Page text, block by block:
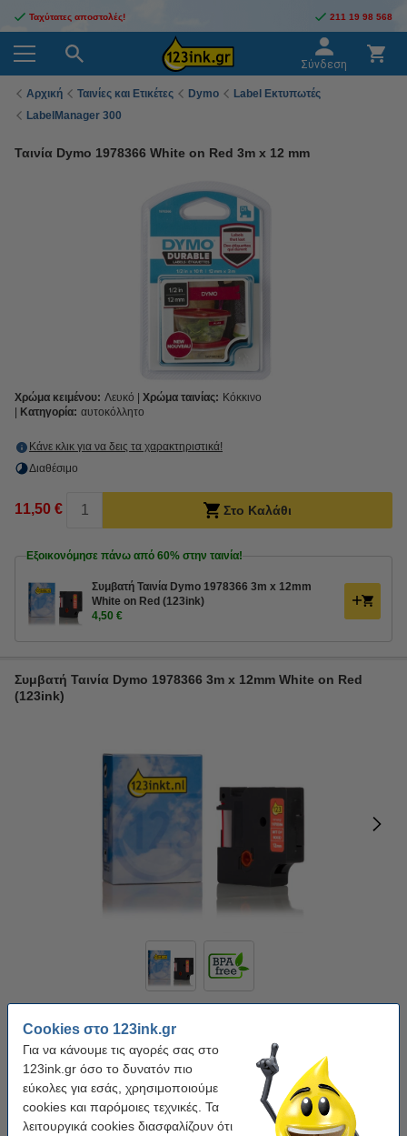
Cookies στο 123ink.gr
Για να κάνουμε τις αγορές σας στο
123ink.gr όσο το δυνατόν πιο
εύκολες για εσάς, χρησιμοποιούμε
cookies και παρόμοιες τεχνικές. Τα
λειτουργικά cookies διασφαλίζουν ότι
Ταχύτατες αποστολές! 211 19 98 568
Σύνδεση
Αρχική Ταινίες και Ετικέτες Dymo
Label Εκτυπωτές
LabelManager 300
Ταινία Dymo 1978366 White on Red 3m x 12 mm
Χρώμα κειμένου: Λευκό Χρώμα ταινίας: Κόκκινο
Κατηγορία: αυτοκόλλητο
Κάνε κλικ για να δεις τα χαρακτηριστικά!
Διαθέσιμο
11,50 € Στο Καλάθι
Εξοικονόμησε πάνω από 60% στην ταινία!
Συμβατή Ταινία Dymo 1978366 3m x 12mm
White on Red (123ink)
4,50 €
Συμβατή Ταινία Dymo 1978366 3m x 12mm White on Red
(123ink)
Χρώμα κειμένου: Λευκό Χρώμα ταινίας:
Κατηγορία: αυτοκόλλητο
Κάνε κλικ για να δεις τα χαρακτηριστικά!
Εξοικονόμησε πάνω από60%στην ταινία!
Άμεσα διαθέσιμο
Παράγγειλε τώρα, για άμεση παράδοση!